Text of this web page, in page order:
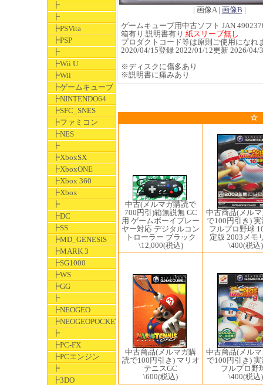
┣
┣
┣PSVita
┣PSP
┣
┣Wii U
┣Wii
┣ゲームキューブ
┣NINTENDO64
┣SFC_SNES
┣ファミコン
┣NES
┣
┣XboxSX
┣XboxONE
┣Xbox 360
┣Xbox
┣
┣DC
┣SS
┣MD_GENESIS
┣MARK 3
┣SG1000
┣WS
┣GG
┣
┣NEOGEO
┣NEOGEOPOCKET
┣
┣PC-FX
┣PCエンジン
┣
┣3DO
| 画像A | 画像B |
ゲームキューブ用中古ソフト JAN
箱有り 説明書有り 紙スリーブ無し
プロダクトコード等は原則ご使用になれ
2020/04/15登録 2022/01/12更新 2026/04/
※ディスクに傷多あり
※説明書に痛みあり
☆
中古(メルマガ購読で
700円引)箱無説無 GC
用 ゲームボーイプレー
ヤー対応 デジタルコン
トローラー ブラック
\12,000(税込)
中古商品(メル
で100円引き)
フルプロ野球
定版 2003メモ
\400(税込)
中古商品(メルマガ購
読で100円引き) マリオ
テニスGC
\600(税込)
中古商品(メル
で100円引き)
フルプロ野
\400(税込)